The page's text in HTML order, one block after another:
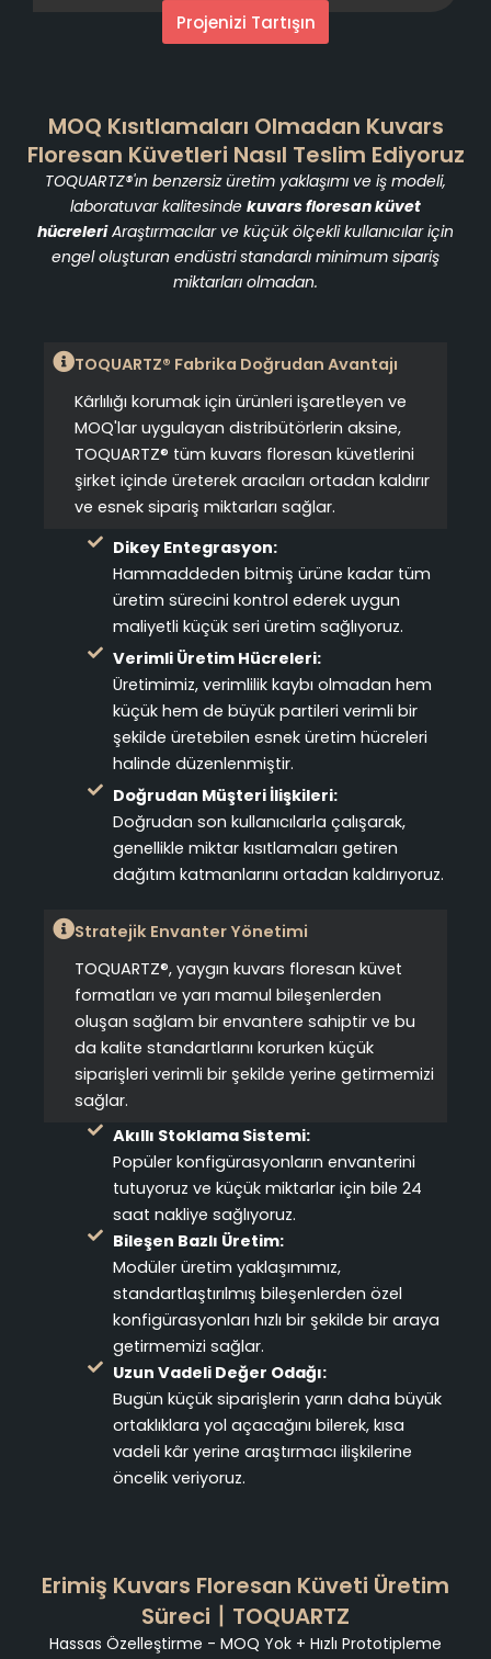
Projenizi Tartışın
MOQ Kısıtlamaları Olmadan Kuvars
Floresan Küvetleri Nasıl Teslim Ediyoruz
TOQUARTZ®'ın benzersiz üretim yaklaşımı ve iş modeli,
laboratuvar kalitesinde kuvars floresan küvet
hücreleriAraştırmacılar ve küçük ölçekli kullanıcılar için
engel oluşturan endüstri standardı minimum sipariş
miktarları olmadan.
TOQUARTZ® Fabrika Doğrudan Avantajı
Kârlılığı korumak için ürünleri işaretleyen ve
MOQ'lar uygulayan distribütörlerin aksine,
TOQUARTZ® tüm kuvars floresan küvetlerini
şirket içinde üreterek aracıları ortadan kaldırır
ve esnek sipariş miktarları sağlar.
Dikey Entegrasyon:
Hammaddeden bitmiş ürüne kadar tüm
üretim sürecini kontrol ederek uygun
maliyetli küçük seri üretim sağlıyoruz.
Verimli Üretim Hücreleri:
Üretimimiz, verimlilik kaybı olmadan hem
küçük hem de büyük partileri verimli bir
şekilde üretebilen esnek üretim hücreleri
halinde düzenlenmiştir.
Doğrudan Müşteri İlişkileri:
Doğrudan son kullanıcılarla çalışarak,
genellikle miktar kısıtlamaları getiren
dağıtım katmanlarını ortadan kaldırıyoruz.
Stratejik Envanter Yönetimi
TOQUARTZ®, yaygın kuvars floresan küvet
formatları ve yarı mamul bileşenlerden
oluşan sağlam bir envantere sahiptir ve bu
da kalite standartlarını korurken küçük
siparişleri verimli bir şekilde yerine getirmemizi
sağlar.
Akıllı Stoklama Sistemi:
Popüler konfigürasyonların envanterini
tutuyoruz ve küçük miktarlar için bile 24
saat nakliye sağlıyoruz.
Bileşen Bazlı Üretim:
Modüler üretim yaklaşımımız,
standartlaştırılmış bileşenlerden özel
konfigürasyonları hızlı bir şekilde bir araya
getirmemizi sağlar.
Uzun Vadeli Değer Odağı:
Bugün küçük siparişlerin yarın daha büyük
ortaklıklara yol açacağını bilerek, kısa
vadeli kâr yerine araştırmacı ilişkilerine
öncelik veriyoruz.
Erimiş Kuvars Floresan Küveti Üretim
Süreci丨TOQUARTZ
Hassas Özelleştirme - MOQ Yok + Hızlı Prototipleme